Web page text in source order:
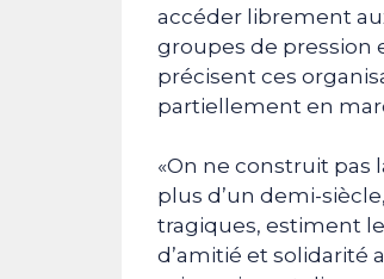
accéder librement
groupes de pression
précisent ces
partiellement en
«On ne construit pas
plus d’un demi-
tragiques, estiment
d’amitié et solidarité